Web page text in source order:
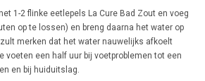
1-2 flinke eetlepels La Cure Bad Zout en voeg
op te lossen) en breng daarna het water op
merken dat het water nauwelijks afkoelt
voeten een half uur bij voetproblemen tot een
en bij huiduitslag.